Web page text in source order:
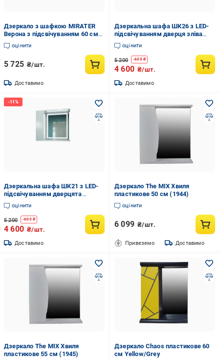
Дзеркало з шафкою MIRATER
Верона з підсвічуванням 60 см
лівостороннє Білий (4177)
оцінити
5 725 ₴/шт.
Доставимо
Дзеркальна шафа ШК26 з LED-
підсвічуванням дверця зліва
900х700х160 мм
оцінити
5 200 -600₴
4 600 ₴/шт.
Доставимо
Дзеркальна шафа ШК21 з LED-
підсвічуванням дверцята
ліворуч 800х700х160 мм
оцінити
5 200 -600₴
4 600 ₴/шт.
Доставимо
Дзеркало The MIX Хвиля
пластикове 50 см (1944)
оцінити
6 099 ₴/шт.
Привеземо Доставимо
Дзеркало The MIX Хвиля
пластикове 55 см (1945)
Дзеркало Chaos пластикове 60
см Yellow/Grey